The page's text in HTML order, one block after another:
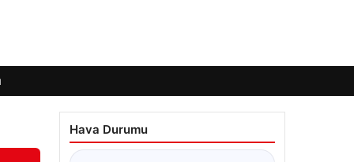
Hava Durumu